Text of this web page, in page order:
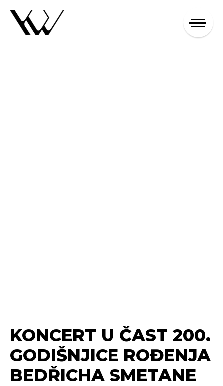
KONCERT U ČAST 200.
GODIŠNJICE ROĐENJA
BEDŘICHA SMETANE